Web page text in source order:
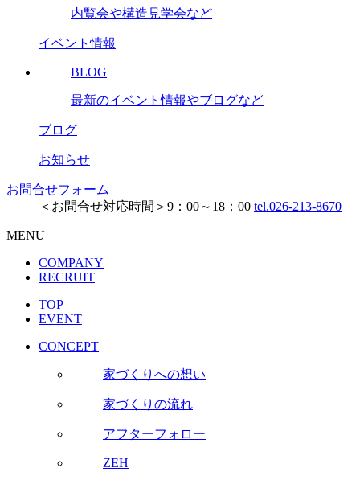
内覧会や構造見学会など
イベント情報
BLOG
最新のイベント情報やブログなど
ブログ
お知らせ
お問合せフォーム
＜お問合せ対応時間＞9：00～18：00 tel.026-213-8670
MENU
COMPANY
RECRUIT
TOP
EVENT
CONCEPT
家づくりへの想い
家づくりの流れ
アフターフォロー
ZEH